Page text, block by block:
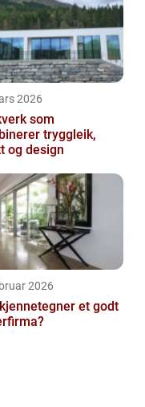
2026
som
tryggleik,
og design
2026
et godt